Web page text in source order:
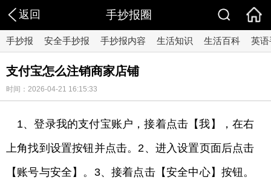
返回 手抄报圈
手抄报 安全手抄报 手抄报内容 生活知识 生活百科 英
支付宝怎么注销商家店铺
时间：2026-04-21 16:15:33
1、登录我的支付宝账户，接着点击【我】，在右
上角找到设置按钮并点击。2、进入设置页面后点击
【账号与安全】。3、接着点击【安全中心】按钮。